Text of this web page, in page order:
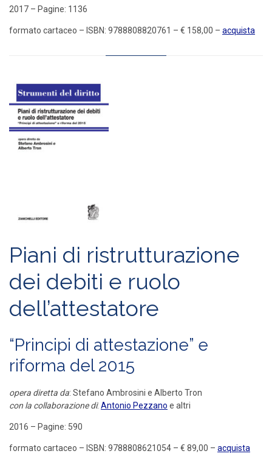
2017 – Pagine: 1136
formato cartaceo – ISBN: 9788808820761 – € 158,00 – acquista
Piani di ristrutturazione
dei debiti e ruolo
dell’attestatore
“Principi di attestazione” e
riforma del 2015
opera diretta da: Stefano Ambrosini e Alberto Tron
con la collaborazione di: Antonio Pezzano e altri
2016 – Pagine: 590
formato cartaceo – ISBN: 9788808621054 – € 89,00 – acquista